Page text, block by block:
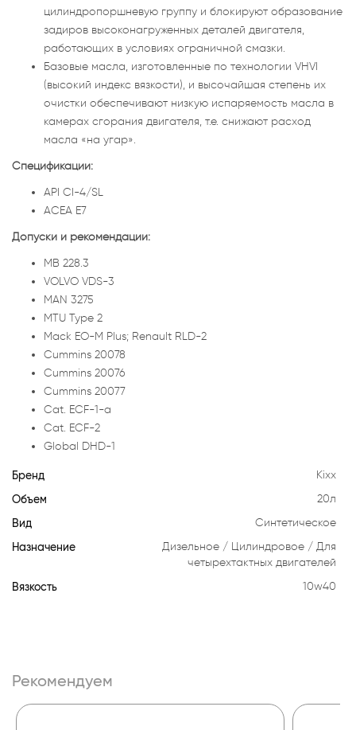
цилиндропоршневую группу и блокируют образование
задиров высоконагруженных деталей двигателя,
работающих в условиях ограничной смазки.
Базовые масла, изготовленные по технологии VHVI
(высокий индекс вязкости), и высочайшая степень их
очистки обеспечивают низкую испаряемость масла в
камерах сгорания двигателя, т.е. снижают расход
масла «на угар».
Спецификации:
API CI-4/SL
ACEA E7
Допуски и рекомендации:
MB 228.3
VOLVO VDS-3
MAN 3275
MTU Type 2
Mack EO-M Plus; Renault RLD-2
Cummins 20078
Cummins 20076
Cummins 20077
Cat. ECF-1-a
Cat. ECF-2
Global DHD-1
Бренд Kixx
Объем 20л
Вид Синтетическое
Назначение Дизельное Цилиндровое
Для
четырехтактных двигателей
Вязкость 10w40
Рекомендуем